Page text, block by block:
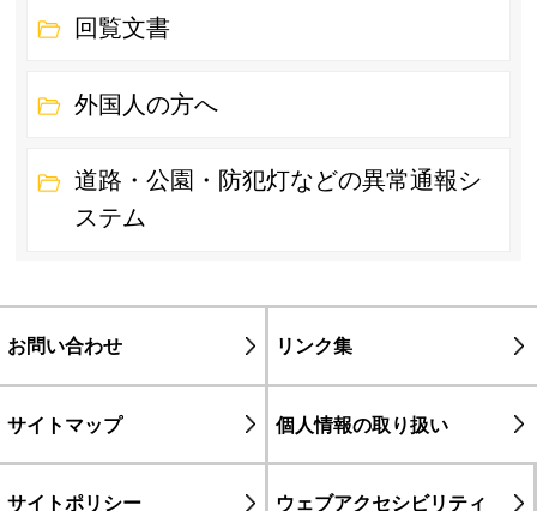
回覧文書
外国人の方へ
道路・公園・防犯灯などの異常通報シ
ステム
お問い合わせ リンク集
サイトマップ 個人情報の取り扱い
サイトポリシー ウェブアクセシビリティ